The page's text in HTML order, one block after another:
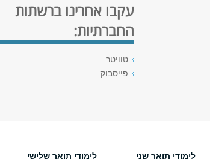
עקבו אחרינו ברשתות
החברתיות:
טוויטר
פייסבוק
לימודי תואר שני
לימודי תואר שלישי